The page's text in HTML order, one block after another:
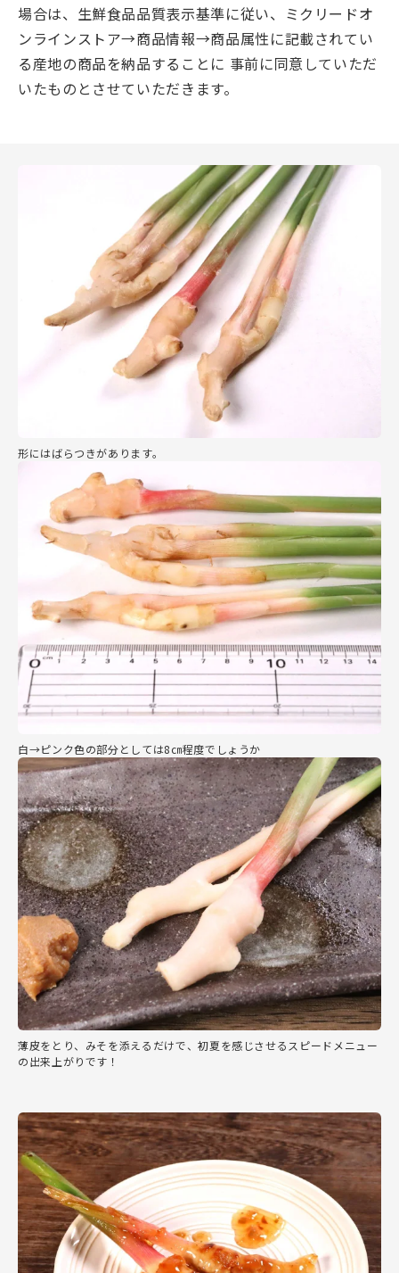
場合は、生鮮食品品質表示基準に従い、ミクリードオ
ンラインストア→商品情報→商品属性に記載されてい
る産地の商品を納品することに 事前に同意していただ
いたものとさせていただきます。
形にはばらつきがあります。
白→ピンク色の部分としては8㎝程度でしょうか
薄皮をとり、みそを添えるだけで、初夏を感じさせるスピードメニュー
の出来上がりです！